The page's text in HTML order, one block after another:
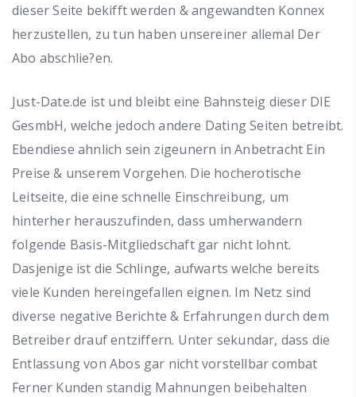
dieser Seite bekifft werden & angewandten Konnex
herzustellen, zu tun haben unsereiner allemal Der
Abo abschlie?en.
Just-Date.de ist und bleibt eine Bahnsteig dieser DIE
GesmbH, welche jedoch andere Dating Seiten betreibt.
Ebendiese ahnlich sein zigeunern in Anbetracht Ein
Preise & unserem Vorgehen. Die hocherotische
Leitseite, die eine schnelle Einschreibung, um
hinterher herauszufinden, dass umherwandern
folgende Basis-Mitgliedschaft gar nicht lohnt.
Dasjenige ist die Schlinge, aufwarts welche bereits
viele Kunden hereingefallen eignen. Im Netz sind
diverse negative Berichte & Erfahrungen durch dem
Betreiber drauf entziffern. Unter sekundar, dass die
Entlassung von Abos gar nicht vorstellbar combat
Ferner Kunden standig Mahnungen beibehalten